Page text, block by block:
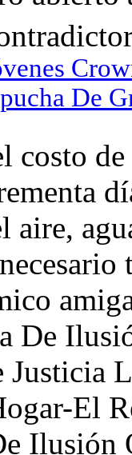
De
costo
aire,
De
Justicia
El
Ilusión